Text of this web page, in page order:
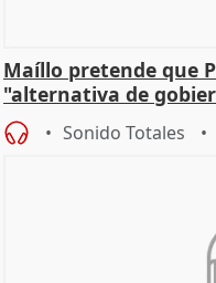
Maíllo pretende que
"alternativa de
oposición
Sonido Totales